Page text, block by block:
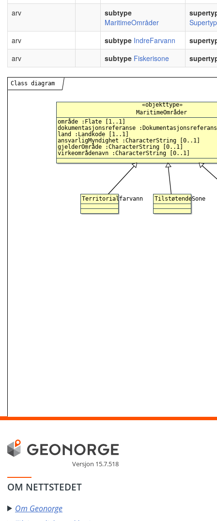
arv
subtype
MaritimeOmråder
arv
subtype IndreFarvann
arv
subtype Fiskerisone